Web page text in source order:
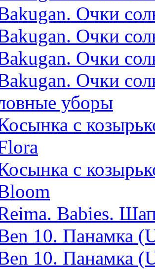
Очки
Очки
Очки
Очки
уборы
с
с
Babies.
10. Панамка
10. Панамка